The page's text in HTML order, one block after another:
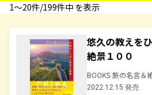
1〜20件/199件中 を表示
悠久の教えを
絶景１００
BOOKS 旅の名言＆
2022.12.15 発売